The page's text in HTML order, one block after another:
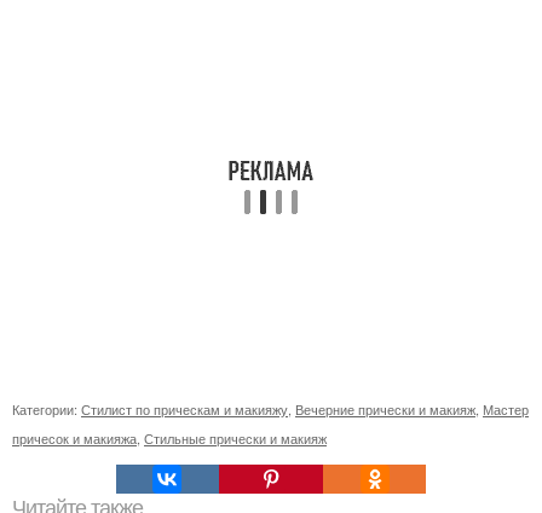
Категории: Стилист по прическам и макияжу Вечерние прически и макияж Мастер
причесок и макияжа Стильные прически и макияж